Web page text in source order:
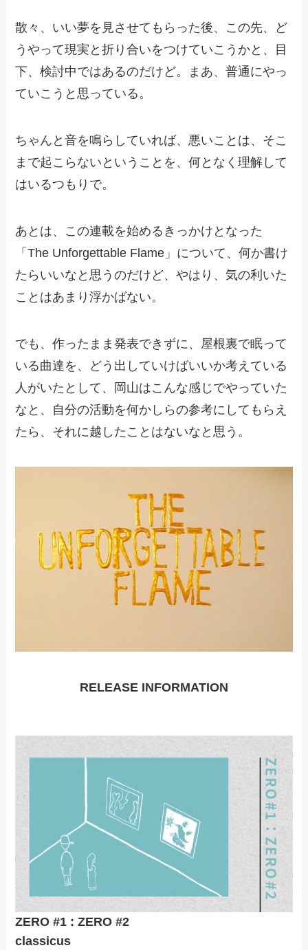
散々、いい夢を見させてもらった後、この先、ど
うやって現実と折り合いをつけていこうかと、目
下、検討中ではあるのだけど。まあ、普通にやっ
ていこうと思っている。
ちゃんと音を鳴らしていれば、悪いことは、そこ
まで起こらないということを、何となく理解して
はいるつもりで。
あとは、この連載を始めるきっかけとなった
「The Unforgettable Flame」について、何か書け
たらいいなと思うのだけど、やはり、気の利いた
ことはあまり浮かばない。
でも、作ったまま発表できずに、屋根裏で眠って
いる曲達を、どう出していけばいいか考えている
人がいたとして、岡山はこんな感じでやっていた
なと、自分の活動を何かしらの参考にしてもらえ
たら、それに越したことはないなと思う。
RELEASE INFORMATION
ZERO #1 : ZERO #2
classicus